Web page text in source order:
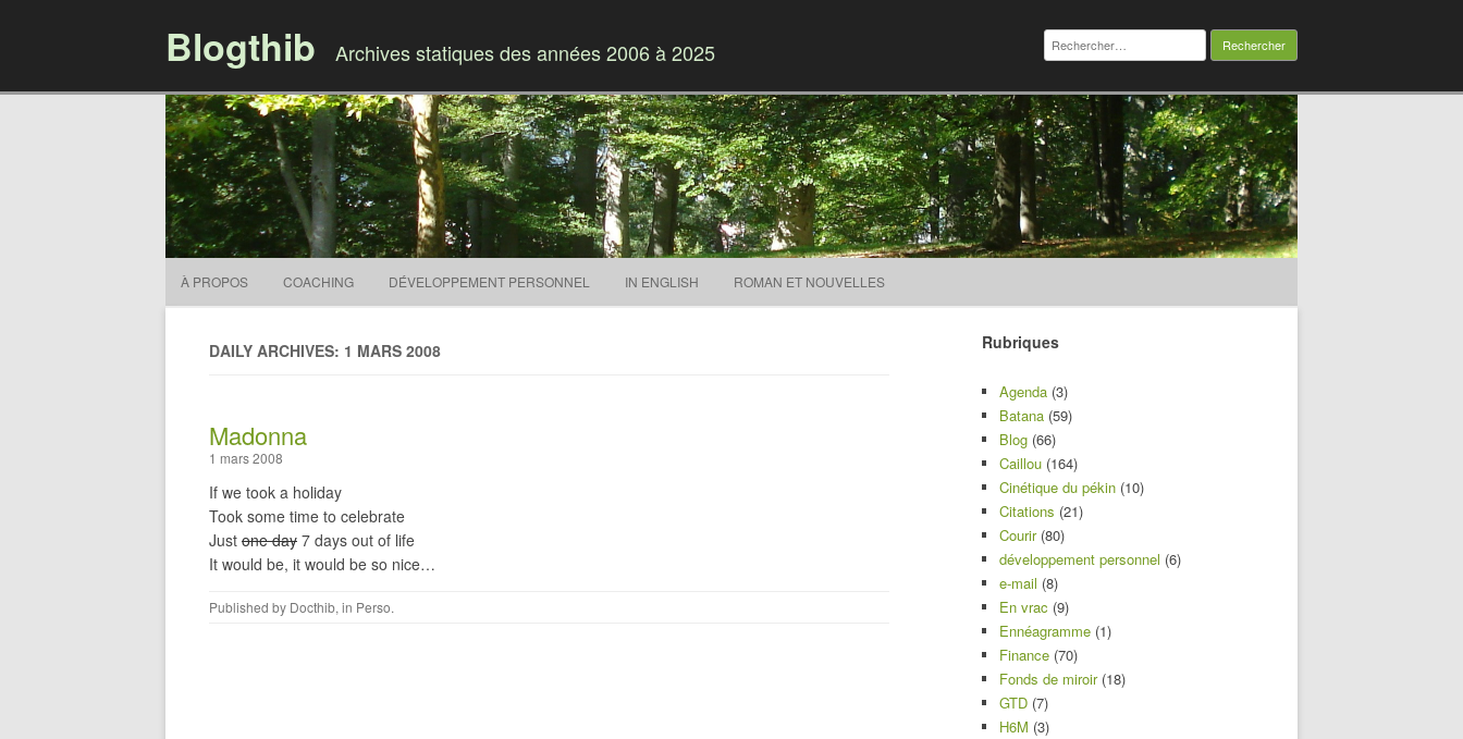
Blogthib Archives statiques des années 2006 à 2025
Rechercher :
À PROPOS COACHING DÉVELOPPEMENT PERSONNEL IN ENGLISH ROMAN ET NOUVELLES
DAILY ARCHIVES: 1 MARS 2008
Madonna
1 mars 2008
If we took a holiday
Took some time to celebrate
Just one day 7 days out of life
It would be, it would be so nice…
Published by Docthib, in Perso.
Rubriques
Agenda (3)
Batana (59)
Blog (66)
Caillou (164)
Cinétique du pékin (10)
Citations (21)
Courir(80)
développement personnel (6)
e-mail (8)
En vrac (9)
Ennéagramme (1)
Finance (70)
Fonds de miroir(18)
GTD (7)
H6M (3)